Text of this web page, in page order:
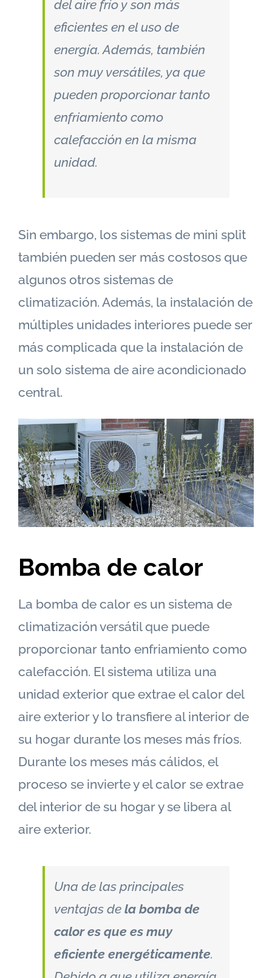
del aire frío y son más
eficientes en el uso de
energía. Además, también
son muy versátiles, ya que
pueden proporcionar tanto
enfriamiento como
calefacción en la misma
unidad.
Sin embargo, los sistemas de mini split
también pueden ser más costosos que
algunos otros sistemas de
climatización. Además, la instalación de
múltiples unidades interiores puede ser
más complicada que la instalación de
un solo sistema de aire acondicionado
central.
Bomba de calor
La bomba de calor es un sistema de
climatización versátil que puede
proporcionar tanto enfriamiento como
calefacción. El sistema utiliza una
unidad exterior que extrae el calor del
aire exterior y lo transfiere al interior de
su hogar durante los meses más fríos.
Durante los meses más cálidos, el
proceso se invierte y el calor se extrae
del interior de su hogar y se libera al
aire exterior.
Una de las principales
ventajas de la bomba de
calor es que es muy
eficiente energéticamente.